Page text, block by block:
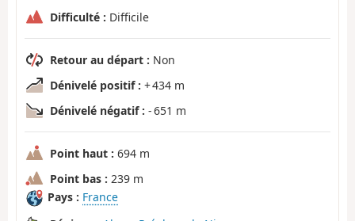
Difficulté : Difficile
Retour au départ : Non
Dénivelé positif : + 434 m
Dénivelé négatif : - 651 m
Point haut : 694 m
Point bas : 239 m
Pays : France